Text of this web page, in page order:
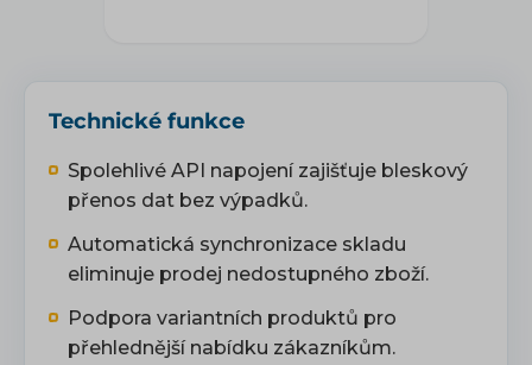
Technické funkce
Spolehlivé API napojení zajišťuje bleskový
přenos dat bez výpadků.
Automatická synchronizace skladu
eliminuje prodej nedostupného zboží.
Podpora variantních produktů pro
přehlednější nabídku zákazníkům.